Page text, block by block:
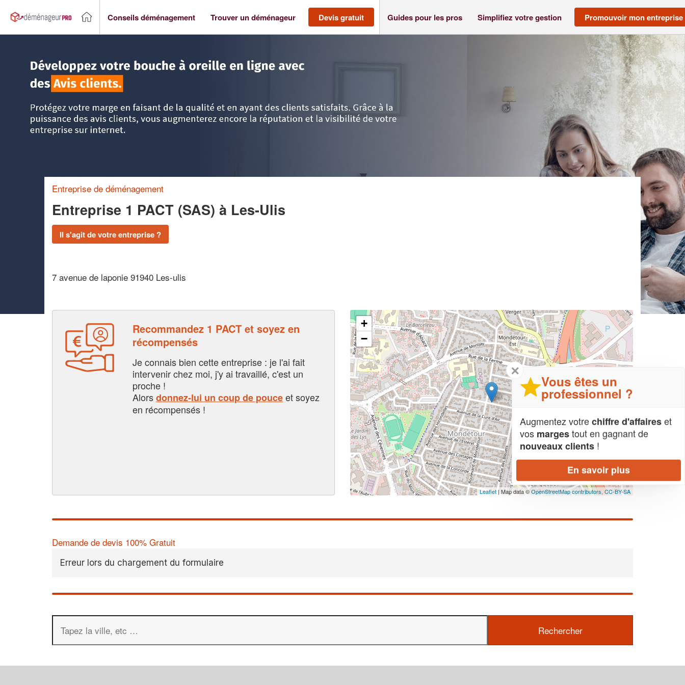
Conseils déménagement Trouver un déménageur Devis gratuit Guides pour les pros Simplifiez votre gestion Promouvoir mon entreprise
Entreprise de déménagement
Entreprise 1 PACT (SAS) à Les-Ulis
Il s'agit de votre entreprise ?
7 avenue de laponie 91940 Les-ulis
Recommandez 1 PACT et soyez en
récompensés
Je connais bien cette entreprise : je l'ai fait
intervenir chez moi, j'y ai travaillé, c'est un
proche !
Alorsdonnez-lui un coup de pouceet soyez
en récompensés !
+
−
Leaflet | Map data ©OpenStreetMap contributors, CC-BY-SA
Demande de devis 100% Gratuit
Erreur lors du chargement du formulaire
✕
Vous êtes un
professionnel ?
Augmentez votrechiffre d'affaireset
vos margestout en gagnant de
nouveaux clients !
En savoir plus